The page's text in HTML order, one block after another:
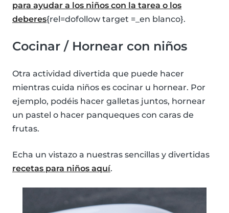
para ayudar a los niños con la tarea o los
deberes{rel=dofollow target =_en blanco}.
Cocinar / Hornear con niños
Otra actividad divertida que puede hacer
mientras cuida niños es cocinar u hornear. Por
ejemplo, podéis hacer galletas juntos, hornear
un pastel o hacer panqueques con caras de
frutas.
Echa un vistazo a nuestras sencillas y divertidas
recetas para niños aquí.